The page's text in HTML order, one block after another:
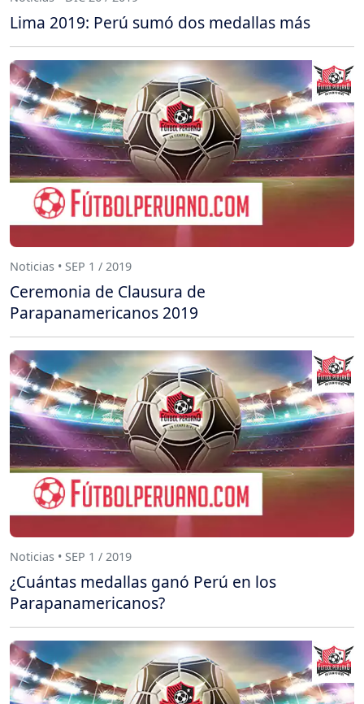
Lima 2019: Perú sumó dos medallas más
Noticias • SEP 1 / 2019
Ceremonia de Clausura de
Parapanamericanos 2019
Noticias • SEP 1 / 2019
¿Cuántas medallas ganó Perú en los
Parapanamericanos?